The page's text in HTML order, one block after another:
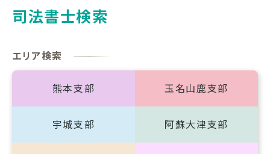
司法書士検索
エリア検索
熊本支部 玉名山鹿支部
宇城支部 阿蘇大津支部